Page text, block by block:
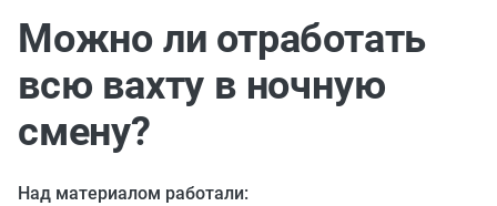
07.08
Разработают единые критерии трудовых и ГПХ-
отношений #новости
Можно ли отработать
всю вахту в ночную
смену?
Над материалом работали: